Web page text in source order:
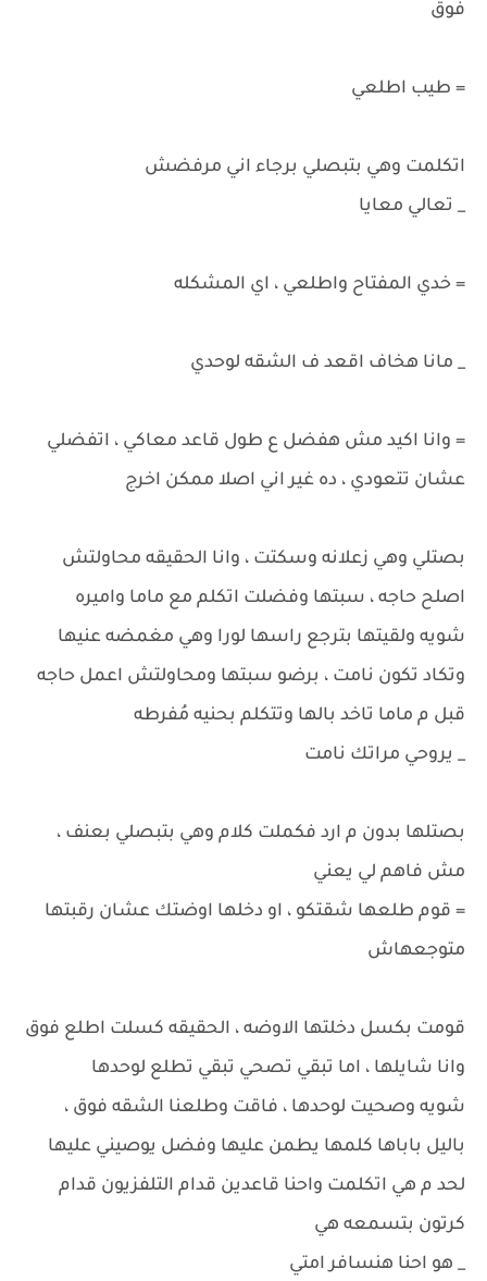
فوق
= طيب اطلعي
اتكلمت وهي بتبصلي برجاء اني مرفضش
_ تعالي معايا
= خدي المفتاح واطلعي ، اي المشكله
_ مانا هخاف اقعد ف الشقه لوحدي
= وانا اكيد مش هفضل ع طول قاعد معاكي ، اتفضلي
عشان تتعودي ، ده غير اني اصلا ممكن اخرج
بصتلي وهي زعلانه وسكتت ، وانا الحقيقه محاولتش
اصلح حاجه ، سبتها وفضلت اتكلم مع ماما واميره
شويه ولقيتها بترجع راسها لورا وهي مغمضه عنيها
وتكاد تكون نامت ، برضو سبتها ومحاولتش اعمل حاجه
قبل م ماما تاخد بالها وتتكلم بحنيه مُفرطه
_ يروحي مراتك نامت
بصتلها بدون م ارد فكملت كلام وهي بتبصلي بعنف ،
مش فاهم لي يعني
= قوم طلعها شقتكو ، او دخلها اوضتك عشان رقبتها
متوجعهاش
قومت بكسل دخلتها الاوضه ، الحقيقه كسلت اطلع فوق
وانا شايلها ، اما تبقي تصحي تبقي تطلع لوحدها
شويه وصحيت لوحدها ، فاقت وطلعنا الشقه فوق ،
باليل باباها كلمها يطمن عليها وفضل يوصيني عليها
لحد م هي اتكلمت واحنا قاعدين قدام التلفزيون قدام
كرتون بتسمعه هي
_ هو احنا هنسافر امتي